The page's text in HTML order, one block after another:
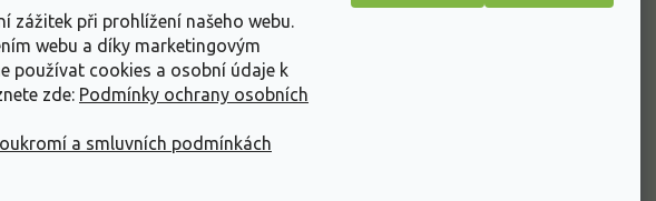
zážitek při prohlížení našeho webu.
webu a díky marketingovým
používat cookies a osobní údaje k
zde: Podmínky ochrany osobních
a smluvních podmínkách